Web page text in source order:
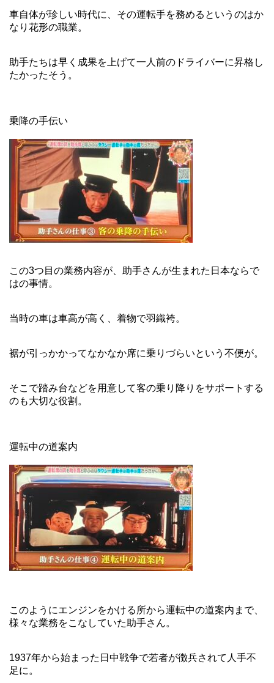
車自体が珍しい時代に、その運転手を務めるというのはか
なり花形の職業。
助手たちは早く成果を上げて一人前のドライバーに昇格し
たかったそう。
乗降の手伝い
この3つ目の業務内容が、助手さんが生まれた日本ならで
はの事情。
当時の車は車高が高く、着物で羽織袴。
裾が引っかかってなかなか席に乗りづらいという不便が。
そこで踏み台などを用意して客の乗り降りをサポートする
のも大切な役割。
運転中の道案内
このようにエンジンをかける所から運転中の道案内まで、
様々な業務をこなしていた助手さん。
1937年から始まった日中戦争で若者が徴兵されて人手不
足に。